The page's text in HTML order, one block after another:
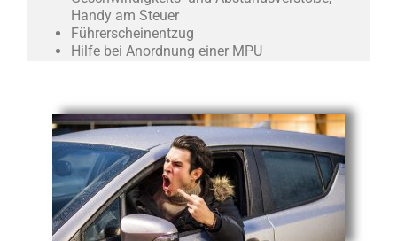
Handy am Steuer
Führerscheinentzug
Hilfe bei Anordnung einer MPU